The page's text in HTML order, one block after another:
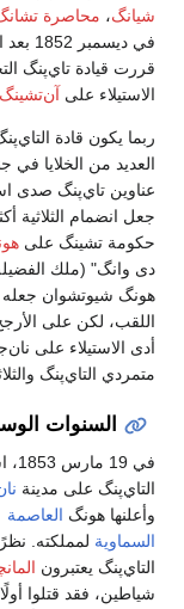
شيانگ، محاصرة
في
قررت قيادة تاي‌پنگ
الاستيلاء على آن‌تشينگ
ربما يكون قادة
العديد من الخلايا
عناوين تاي‌پنگ صدى
جعل انضمام الثلاثية
حكومة تشينگ على
دى وانگ" (ملك
هونگ شيوتشوان جعله
اللقب، لكن على
أدى الاستيلاء على
متمردي التاي‌پنگ
السنوات
في 19
التاي‌پنگ على مدينة
وأعلنها هونگ العاصمة
السماوية لمملكته.
التاي‌پنگ يعتبرون
شياطين، فقد قتلوا